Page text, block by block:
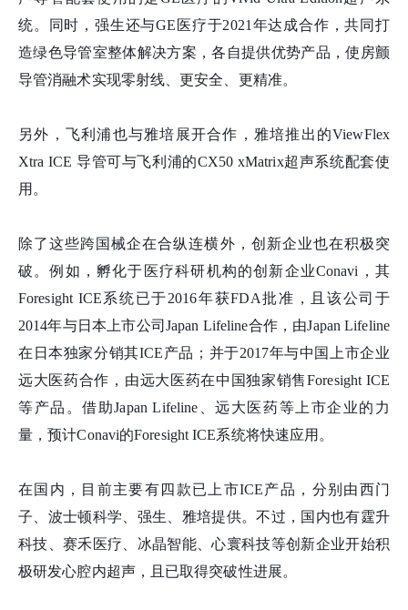
统。同时，强生还与GE医疗于2021年达成合作，共同打
造绿色导管室整体解决方案，各自提供优势产品，使房颤
导管消融术实现零射线、更安全、更精准。
另外，飞利浦也与雅培展开合作，雅培推出的ViewFlex
Xtra ICE 导管可与飞利浦的CX50 xMatrix超声系统配套使
用。
除了这些跨国械企在合纵连横外，创新企业也在积极突
破。例如，孵化于医疗科研机构的创新企业Conavi，其
Foresight ICE系统已于2016年获FDA批准，且该公司于
2014年与日本上市公司Japan Lifeline合作，由Japan Lifeline
在日本独家分销其ICE产品；并于2017年与中国上市企业
远大医药合作，由远大医药在中国独家销售Foresight ICE
等产品。借助Japan Lifeline、远大医药等上市企业的力
量，预计Conavi的Foresight ICE系统将快速应用。
在国内，目前主要有四款已上市ICE产品，分别由西门
子、波士顿科学、强生、雅培提供。不过，国内也有霆升
科技、赛禾医疗、冰晶智能、心寰科技等创新企业开始积
极研发心腔内超声，且已取得突破性进展。